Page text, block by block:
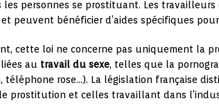
personnes se prostituant. Les travailleurs
et peuvent bénéficier d’aides spécifiques
cette loi ne concerne pas uniquement la
au travail du sexe, telles que la
téléphone rose…). La législation française
prostitution et celles travaillant dans